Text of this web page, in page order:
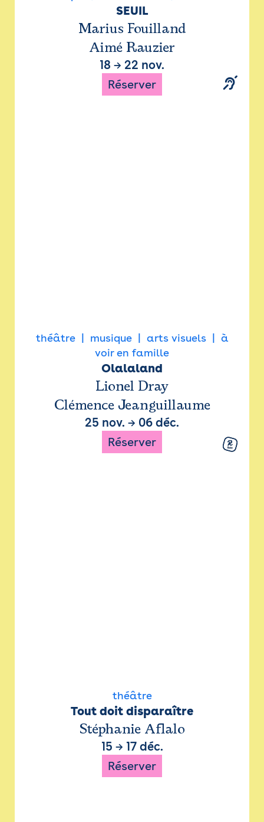
SEUIL
Marius Fouilland
Aimé Rauzier
18 → 22 nov.
Réserver
théâtre musique arts visuels
à
voir en famille
Olalaland
Lionel Dray
Clémence Jeanguillaume
25 nov. → 06 déc.
Réserver
théâtre
Tout doit disparaître
Stéphanie Aflalo
15 → 17 déc.
Réserver